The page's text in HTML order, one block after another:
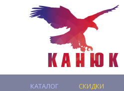
КАТАЛОГ СКИДКИ